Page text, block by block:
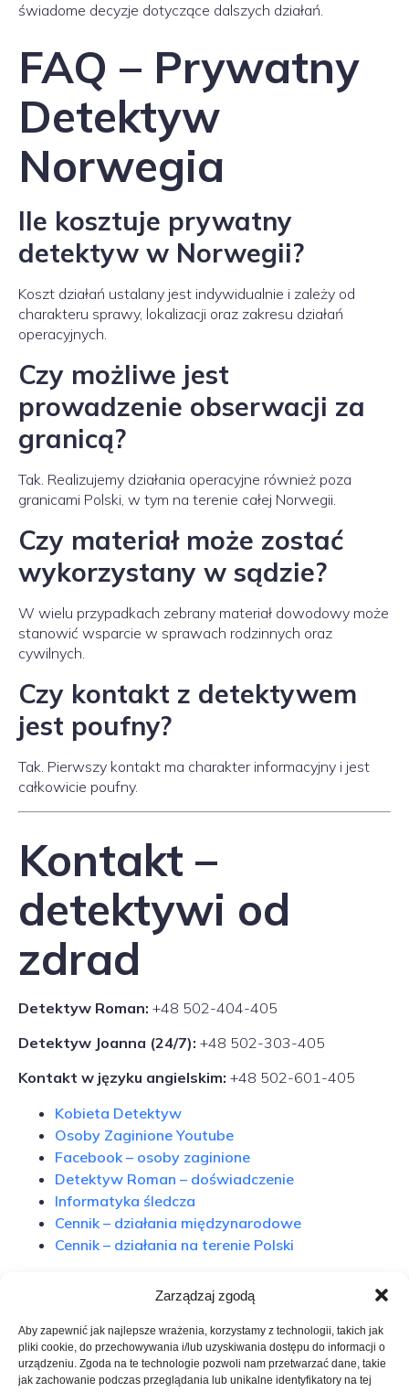
Zarządzaj zgodą
Aby zapewnić jak najlepsze wrażenia, korzystamy z technologii, takich jak
pliki cookie, do przechowywania i/lub uzyskiwania dostępu do informacji o
urządzeniu. Zgoda na te technologie pozwoli nam przetwarzać dane, takie
jak zachowanie podczas przeglądania lub unikalne identyfikatory na tej
świadome decyzje dotyczące dalszych działań.
FAQ – Prywatny
Detektyw
Norwegia
Ile kosztuje prywatny
detektyw w Norwegii?
Koszt działań ustalany jest indywidualnie i zależy od
charakteru sprawy, lokalizacji oraz zakresu działań
operacyjnych.
Czy możliwe jest
prowadzenie obserwacji za
granicą?
Tak. Realizujemy działania operacyjne również poza
granicami Polski, w tym na terenie całej Norwegii.
Czy materiał może zostać
wykorzystany w sądzie?
W wielu przypadkach zebrany materiał dowodowy może
stanowić wsparcie w sprawach rodzinnych oraz
cywilnych.
Czy kontakt z detektywem
jest poufny?
Tak. Pierwszy kontakt ma charakter informacyjny i jest
całkowicie poufny.
Kontakt –
detektywi od
zdrad
Detektyw Roman: +48 502-404-405
Detektyw Joanna (24/7): +48 502-303-405
Kontakt w języku angielskim: +48 502-601-405
Kobieta Detektyw
Osoby Zaginione Youtube
Facebook – osoby zaginione
Detektyw Roman – doświadczenie
Informatyka śledcza
Cennik – działania międzynarodowe
Cennik – działania na terenie Polski
Polski Detektyw
Bodø – kontakt